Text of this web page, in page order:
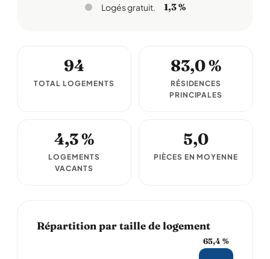
Logés gratuit. 1,3 %
94
TOTAL LOGEMENTS
83,0 %
RÉSIDENCES
PRINCIPALES
4,3 %
LOGEMENTS
VACANTS
5,0
PIÈCES EN MOYENNE
Répartition par taille de logement
65,4 %